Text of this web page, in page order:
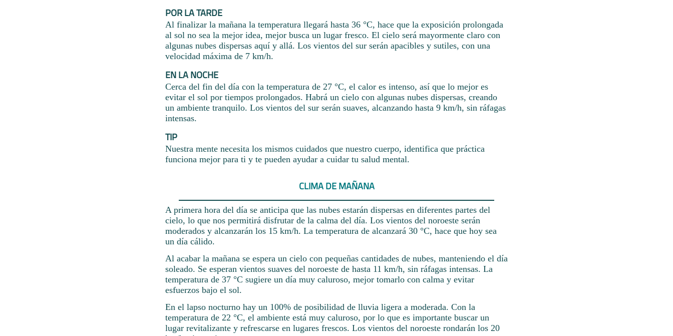
POR LA TARDE
Al finalizar la mañana la temperatura llegará hasta 36 °C, hace que la exposición prolongada
al sol no sea la mejor idea, mejor busca un lugar fresco. El cielo será mayormente claro con
algunas nubes dispersas aquí y allá. Los vientos del sur serán apacibles y sutiles, con una
velocidad máxima de 7 km/h.
EN LA NOCHE
Cerca del fin del día con la temperatura de 27 °C, el calor es intenso, así que lo mejor es
evitar el sol por tiempos prolongados. Habrá un cielo con algunas nubes dispersas, creando
un ambiente tranquilo. Los vientos del sur serán suaves, alcanzando hasta 9 km/h, sin ráfagas
intensas.
TIP
Nuestra mente necesita los mismos cuidados que nuestro cuerpo, identifica que práctica
funciona mejor para ti y te pueden ayudar a cuidar tu salud mental.
CLIMA DE MAÑANA
A primera hora del día se anticipa que las nubes estarán dispersas en diferentes partes del
cielo, lo que nos permitirá disfrutar de la calma del día. Los vientos del noroeste serán
moderados y alcanzarán los 15 km/h. La temperatura de alcanzará 30 °C, hace que hoy sea
un día cálido.
Al acabar la mañana se espera un cielo con pequeñas cantidades de nubes, manteniendo el día
soleado. Se esperan vientos suaves del noroeste de hasta 11 km/h, sin ráfagas intensas. La
temperatura de 37 °C sugiere un día muy caluroso, mejor tomarlo con calma y evitar
esfuerzos bajo el sol.
En el lapso nocturno hay un 100% de posibilidad de lluvia ligera a moderada. Con la
temperatura de 22 °C, el ambiente está muy caluroso, por lo que es importante buscar un
lugar revitalizante y refrescarse en lugares frescos. Los vientos del noroeste rondarán los 20